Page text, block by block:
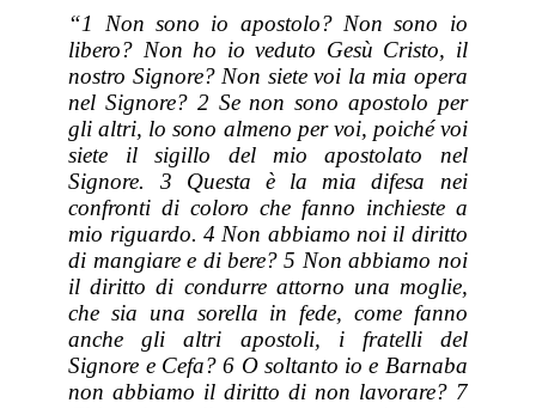
“1 Non sono io apostolo? Non sono io
libero? Non ho io veduto Gesù Cristo, il
nostro Signore? Non siete voi la mia opera
nel Signore? 2 Se non sono apostolo per
gli altri, lo sono almeno per voi, poiché voi
siete il sigillo del mio apostolato nel
Signore. 3 Questa è la mia difesa nei
confronti di coloro che fanno inchieste a
mio riguardo. 4 Non abbiamo noi il diritto
di mangiare e di bere? 5 Non abbiamo noi
il diritto di condurre attorno una moglie,
che sia una sorella in fede, come fanno
anche gli altri apostoli, i fratelli del
Signore e Cefa? 6 O soltanto io e Barnaba
non abbiamo il diritto di non lavorare? 7